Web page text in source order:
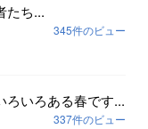
たち...
345件のビュー
ろいろある春です...
337件のビュー